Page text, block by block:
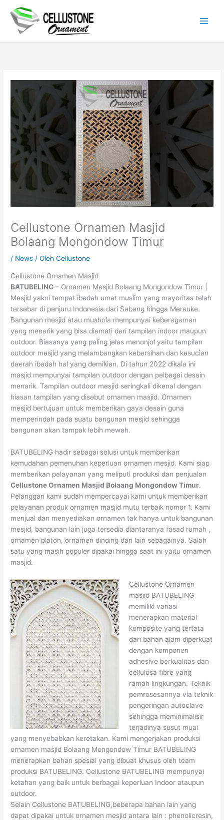
konten
Cellustone Ornamen Masjid
Bolaang Mongondow Timur
/ News / OlehCellustone
Cellustone Ornamen Masjid
BATUBELING – Ornamen Masjid Bolaang Mongondow Timur |
Mesjid yakni tempat ibadah umat muslim yang mayoritas telah
tersebar di penjuru Indonesia dari Sabang hingga Merauke.
Bangunan mesjid atau mushola mempunyai keberagaman
yang menarik yang bisa diamati dari tampilan indoor maupun
outdoor. Biasanya yang paling jelas menonjol yaitu tampilan
outdoor mesjid yang melambangkan kebersihan dan kesucian
daerah ibadah hal yang demikian. Di tahun 2022 dikala ini
masjid mempunyai tampilan outdoor dengan pelbagai desain
menarik. Tampilan outdoor mesjid seringkali dikenal dengan
hiasan tampilan yang disebut ornamen masjid. Ornamen
mesjid bertujuan untuk memberikan gaya desain guna
memperindah pada suatu bangunan mesjid sehingga
bangunan akan tampak lebih mewah.
BATUBELING hadir sebagai solusi untuk memberikan
kemudahan pemenuhan keperluan ornamen mesjid. Kami siap
memberikan pelayanan yang meliputi produksi dan penjualan
Cellustone Ornamen Masjid Bolaang Mongondow Timur.
Pelanggan kami sudah mempercayai kami untuk memberikan
pelayanan produk ornamen masjid mutu terbaik nomor 1. Kami
menjual dan menyediakan ornamen tak hanya untuk bangunan
mesjid, bangunan lain juga tersedia diantaranya fasad rumah ,
ornamen plafon, ornamen dinding dan lain sebagainya. Salah
satu yang masih populer dipakai hingga saat ini yaitu ornamen
masjid.
Cellustone Ornamen
masjid BATUBELING
memiliki variasi
menerapkan material
komposite yang tertata
dari bahan alam diperkuat
dengan komponen
adhesive berkualitas dan
cellulosa fibre yang
ramah lingkungan. Teknik
pemrosesannya via teknik
pengeringan autoclave
sehingga meminimalisir
terjadinya susut muai
yang menyebabkan keretakan. Kami mengerjakan produksi
ornamen masjid Bolaang Mongondow Timur BATUBELING
menerapkan bahan spesial yang dibuat khusus oleh team
produksi BATUBELING. Cellustone BATUBELING mempunyai
ketahan yang baik untuk berbagai keperluan Indoor ataupun
outdoor.
Selain Cellustone BATUBELING,beberapa bahan lain yang
dapat dipakai untuk ornamen mesjid antara lain : phenolicresin,